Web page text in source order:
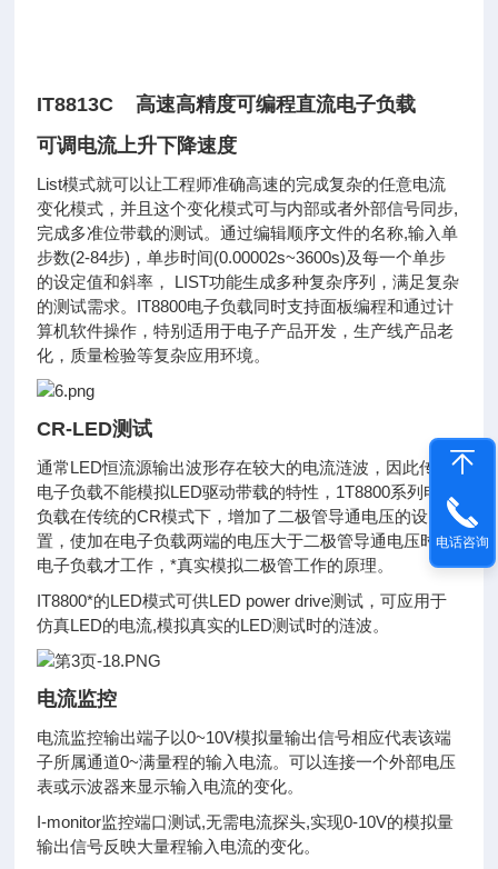
IT8813C 高速高精度可编程直流电子负载
可调电流上升下降速度
List模式就可以让工程师准确高速的完成复杂的任意电流
变化模式，并且这个变化模式可与内部或者外部信号同步,
完成多准位带载的测试。通过编辑顺序文件的名称,输入单
步数(2-84步)，单步时间(0.00002s~3600s)及每一个单步
的设定值和斜率， LIST功能生成多种复杂序列，满足复杂
的测试需求。IT8800电子负载同时支持面板编程和通过计
算机软件操作，特别适用于电子产品开发，生产线产品老
化，质量检验等复杂应用环境。
CR-LED测试
通常LED恒流源输出波形存在较大的电流涟波，因此传统
电子负载不能模拟LED驱动带载的特性，1T8800系列电子
负载在传统的CR模式下，增加了二极管导通电压的设
置，使加在电子负载两端的电压大于二极管导通电压时，
电子负载才工作，*真实模拟二极管工作的原理。
IT8800*的LED模式可供LED power drive测试，可应用于
仿真LED的电流,模拟真实的LED测试时的涟波。
电流监控
电流监控输出端子以0~10V模拟量输出信号相应代表该端
子所属通道0~满量程的输入电流。可以连接一个外部电压
表或示波器来显示输入电流的变化。
I-monitor监控端口测试,无需电流探头,实现0-10V的模拟量
输出信号反映大量程输入电流的变化。
电话咨询